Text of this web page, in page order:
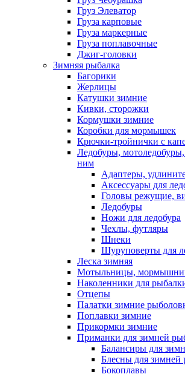
Груз Элеватор
Груза карповые
Груза маркерные
Груза поплавочные
Джиг-головки
Зимняя рыбалка
Багорики
Жерлицы
Катушки зимние
Кивки, сторожки
Кормушки зимние
Коробки для мормышек
Крючки-тройнички с
Ледобуры,
ним
Адаптеры,
Аксессуары для
Головы режущие,
Ледобуры
Ножи для ледобура
Чехлы, футляры
Шнеки
Шуруповерты для
Леска зимняя
Мотыльницы,
Наколенники для
Отцепы
Палатки зимние
Поплавки зимние
Прикормки зимние
Приманки для зимней
Балансиры для
Блесны для зимней
Бокоплавы